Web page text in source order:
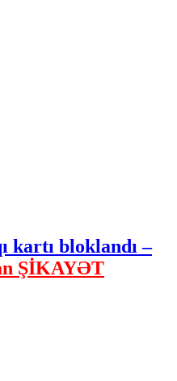
kartı bloklandı –
ŞİKAYƏT